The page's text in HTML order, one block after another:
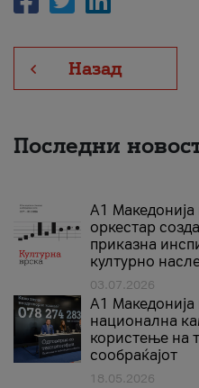
Назад
Последни
А1
оркестар
приказна
културно
03.07.2026
A1
национална
користење на
сообраќајот
18.05.2026